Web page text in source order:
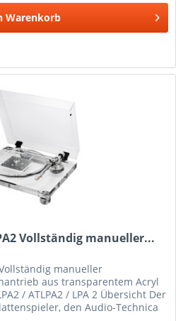
Warenkorb
Vollständig manueller...
manueller
aus transparentem Acryl
/ ATLPA2 / LPA 2 Übersicht Der
den Audio-Technica